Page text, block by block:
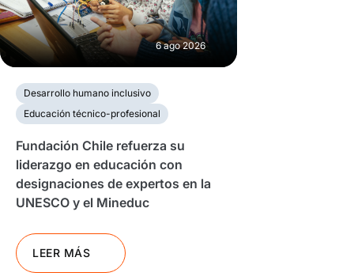
6 ago 2026
Desarrollo humano inclusivo
Educación técnico-profesional
Fundación Chile refuerza su
liderazgo en educación con
designaciones de expertos en la
UNESCO y el Mineduc
LEER MÁS